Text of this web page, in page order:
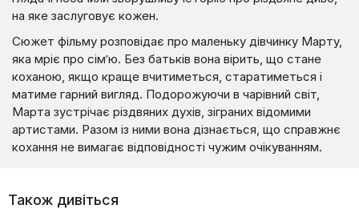
на яке заслуговує кожен.
Сюжет фільму розповідає про маленьку дівчинку Марту,
яка мріє про сім’ю. Без батьків вона вірить, що стане
коханою, якщо краще вчитиметься, старатиметься і
матиме гарний вигляд. Подорожуючи в чарівний світ,
Марта зустрічає різдвяних духів, зіграних відомими
артистами. Разом із ними вона дізнається, що справжнє
кохання не вимагає відповідності чужим очікуванням.
Також дивіться